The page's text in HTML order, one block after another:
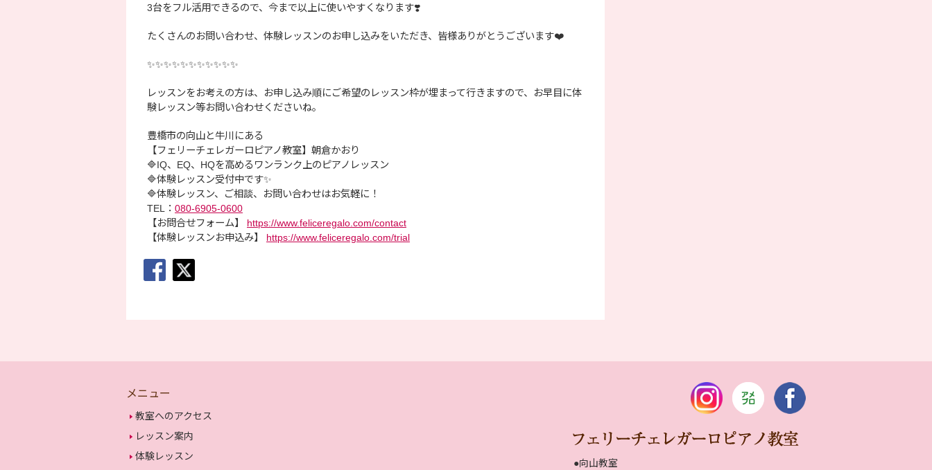
3台をフル活用できるので、今まで以上に使いやすくなります❣️
たくさんのお問い合わせ、体験レッスンのお申し込みをいただき、皆様ありがとうございます❤️
✨✨✨✨✨✨✨✨✨✨✨
レッスンをお考えの方は、お申し込み順にご希望のレッスン枠が埋まって行きますので、お早目に体
験レッスン等お問い合わせくださいね。
豊橋市の向山と牛川にある
【フェリーチェレガーロピアノ教室】朝倉かおり
🔷IQ、EQ、HQを高めるワンランク上のピアノレッスン
🔷体験レッスン受付中です✨
🔷体験レッスン、ご相談、お問い合わせはお気軽に！
TEL： 080-6905-0600
【お問合せフォーム】 https://www.feliceregalo.com/contact
【体験レッスンお申込み】 https://www.feliceregalo.com/trial
メニュー
教室へのアクセス
レッスン案内
体験レッスン
●向山教室